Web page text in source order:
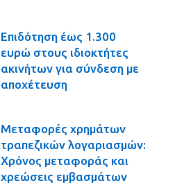
Επιδότηση έως 1.300
ευρώ στους ιδιοκτήτες
ακινήτων για σύνδεση με
αποχέτευση
Μεταφορές χρημάτων
τραπεζικών λογαριασμών:
Χρόνος μεταφοράς και
χρεώσεις εμβασμάτων